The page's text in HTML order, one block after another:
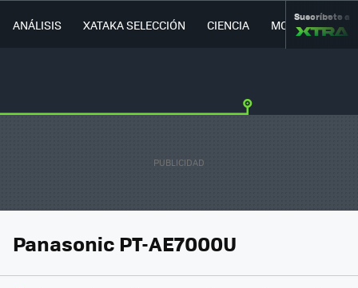
ANÁLISIS XATAKA SELECCIÓN CIENCIA MOVILIDAD
Suscríbete a
Panasonic PT-AE7000U